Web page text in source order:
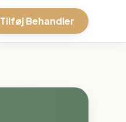
Tilføj Behandler